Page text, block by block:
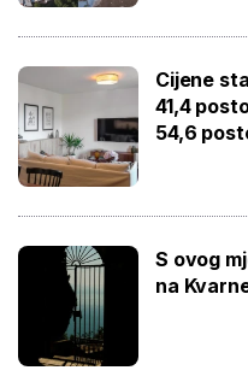
Cijene
41,4
54,6
S ovog
na